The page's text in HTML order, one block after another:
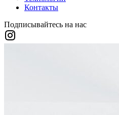
Контакты
Подписывайтесь на нас